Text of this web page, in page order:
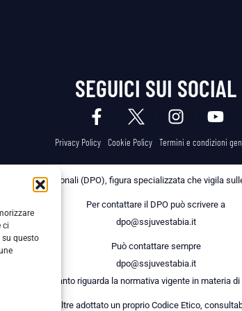
ci
questo
SEGUICI SUI SOCIAL
Privacy Policy Cookie Policy Termini e condizioni
dei Dati Personali (DPO), figura specializzata che vigila
Per contattare il DPO può scrivere a
dpo@ssjuvestabia.it
Può contattare sempre
dpo@ssjuvestabia.it
anche per quanto riguarda la normativa vigente in materia
Società ha inoltre adottato un proprio Codice Etico,